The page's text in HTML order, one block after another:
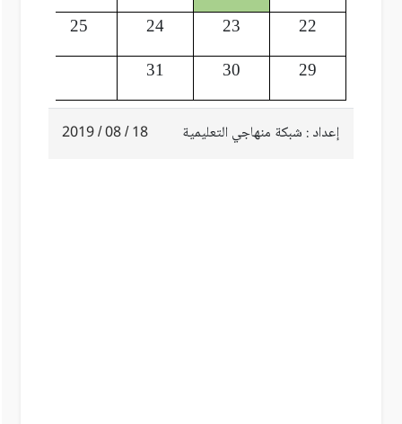
22
23
24
25
29
30
31
إعداد : شبكة منهاجي التعليمية 18 / 08 / 2019